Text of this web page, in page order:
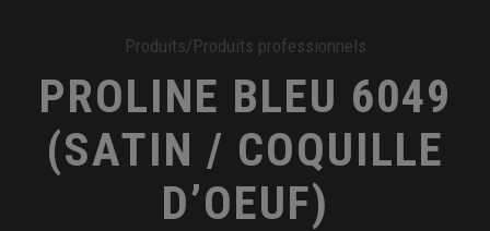
Produits/Produits professionnels
PROLINE BLEU 6049
(SATIN / COQUILLE
D’OEUF)